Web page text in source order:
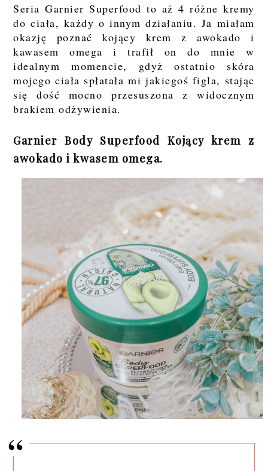
Seria Garnier Superfood to aż 4 różne kremy
do ciała, każdy o innym działaniu. Ja miałam
okazję poznać kojący krem z awokado i
kawasem omega i trafił on do mnie w
idealnym momencie, gdyż ostatnio skóra
mojego ciała spłatała mi jakiegoś figla, stając
się dość mocno przesuszona z widocznym
brakiem odżywienia.
Garnier Body Superfood Kojący krem z
awokado i kwasem omega.